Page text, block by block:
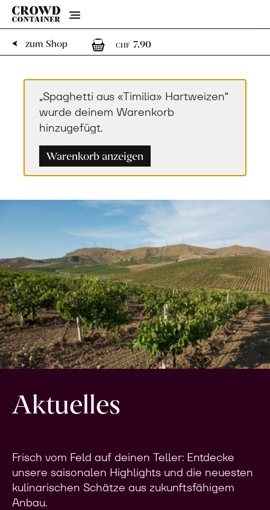
Menu
zum Shop
CHF 7.90
„Spaghetti aus «Timilia» Hartweizen“
wurde deinem Warenkorb
hinzugefügt.
Warenkorb anzeigen
Aktuelles
Frisch vom Feld auf deinen Teller: Entdecke
unsere saisonalen Highlights und die neuesten
kulinarischen Schätze aus zukunftsfähigem
Anbau.